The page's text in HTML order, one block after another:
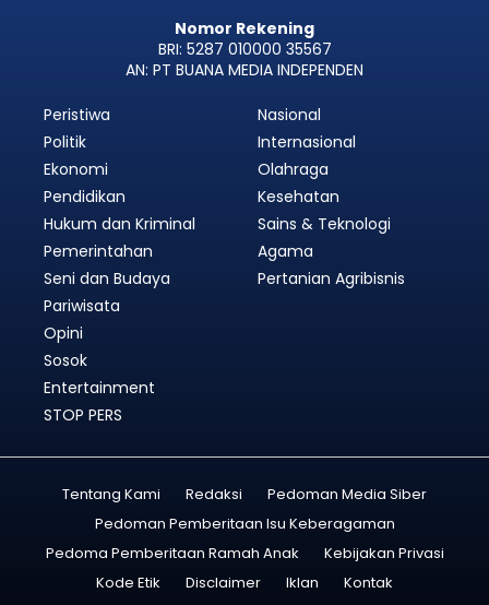
Nomor Rekening
BRI: 5287 010000 35567
AN: PT BUANA MEDIA INDEPENDEN
Peristiwa
Politik
Ekonomi
Pendidikan
Hukum dan Kriminal
Pemerintahan
Nasional
Internasional
Olahraga
Kesehatan
Sains & Teknologi
Agama
Seni dan Budaya
Pariwisata
Opini
Sosok
Entertainment
STOP PERS
Pertanian Agribisnis
Tentang Kami Redaksi
Pedoman Media Siber
Pedoman Pemberitaan Isu Keberagaman
Pedoma Pemberitaan Ramah Anak
Kebijakan Privasi
Kode Etik
Disclaimer Iklan Kontak